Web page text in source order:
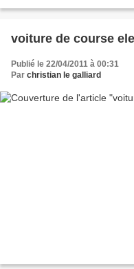
voiture de course
Publié le 22/04/2011 à 00:31
Par christian le galliard